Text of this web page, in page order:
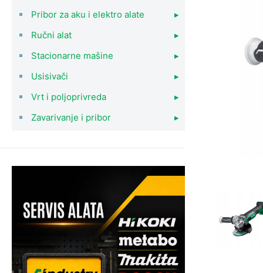
Pribor za aku i elektro alate
▸
Ručni alat
▸
Stacionarne mašine
▸
Usisivači
▸
Vrt i poljoprivreda
▸
Zavarivanje i pribor
▸